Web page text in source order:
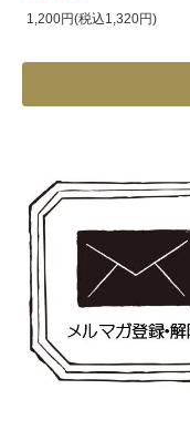
1,200円(税込1,320円)